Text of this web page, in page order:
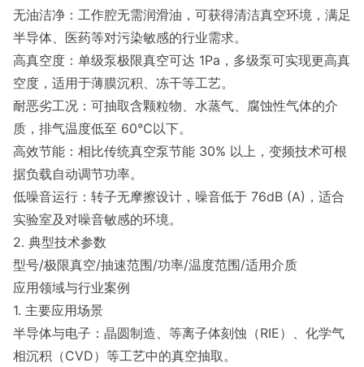
无油洁净：工作腔无需润滑油，可获得清洁真空环境，满足
半导体、医药等对污染敏感的行业需求。
高真空度：单级泵极限真空可达 1Pa，多级泵可实现更高真
空度，适用于薄膜沉积、冻干等工艺。
耐恶劣工况：可抽取含颗粒物、水蒸气、腐蚀性气体的介
质，排气温度低至 60℃以下。
高效节能：相比传统真空泵节能 30% 以上，变频技术可根
据负载自动调节功率。
低噪音运行：转子无摩擦设计，噪音低于 76dB (A)，适合
实验室及对噪音敏感的环境。
2. 典型技术参数
型号/极限真空/抽速范围/功率/温度范围/适用介质
应用领域与行业案例
1. 主要应用场景
半导体与电子：晶圆制造、等离子体刻蚀（RIE）、化学气
相沉积（CVD）等工艺中的真空抽取。